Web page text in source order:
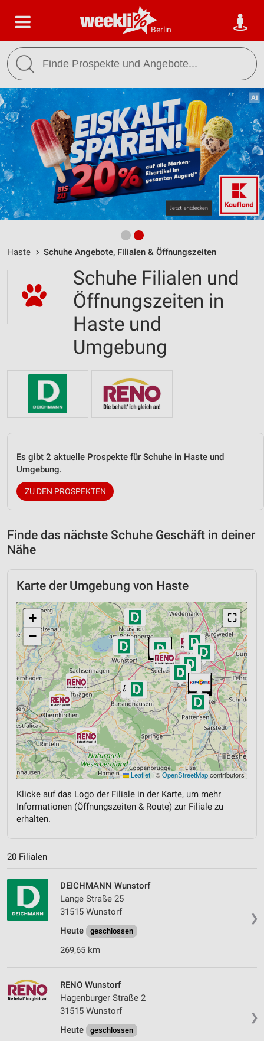
Berlin
Haste Schuhe Angebote, Filialen & Öffnungszeiten
Schuhe Filialen und
Öffnungszeiten in
Haste und
Umgebung
Es gibt 2 aktuelle Prospekte für Schuhe in Haste und
Umgebung.
ZU DEN PROSPEKTEN
Finde das nächste Schuhe Geschäft in deiner
Nähe
Karte der Umgebung von Haste
⛶
+
−
Leaflet | ©OpenStreetMapcontributors
Klicke auf das Logo der Filiale in der Karte, um mehr
Informationen (Öffnungszeiten & Route) zur Filiale zu
erhalten.
20 Filialen
❯
DEICHMANN Wunstorf
Lange Straße 25
31515 Wunstorf
Heute
geschlossen
269,65 km
❯
RENO Wunstorf
Hagenburger Straße 2
31515 Wunstorf
Heute
geschlossen